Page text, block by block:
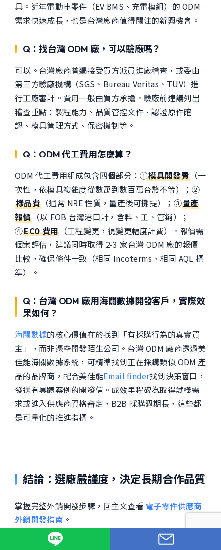
具。近年電動車零件（EV BMS、充電模組）的 ODM
需求快速成長，也是台灣廠商值得關注的新興機會。
Q：找台灣 ODM 廠，可以驗廠嗎？
可以。台灣廠商普遍接受買方派員進廠稽查，或委由
第三方驗廠機構（SGS、Bureau Veritas、TÜV）進
行工廠審計。費用一般由買方承擔。驗廠前建議列出
稽查重點：製程能力、品質管控文件、認證原件確
認、模具管理方式、保密機制等。
Q：ODM 代工費用怎麼算？
ODM 代工費用組成包含四個部分：①模具開發費（一
次性，依模具複雜度從數萬到數百萬台幣不等）；②
樣品費（通常 NRE 性質，量產後可攤提）；③量產
報價（以 FOB 台灣港口計，含料、工、管銷）；
④ECO 費用 （工程變更，視變更幅度計費）。報價需
個案評估，建議同時取得 2-3 家台灣 ODM 廠的報價
比較，確保條件一致（相同 Incoterms、相同 AQL 標
準）。
Q：台灣 ODM 廠用海關數據開發客戶，實際效
果如何？
海關數據的核心價值在於找到「有採購行為的真實買
主」，而非憑空開發陌生公司。台灣 ODM 廠商透過美
佳能海關數據系統，可精準找到正在採購類似 ODM 產
品的品牌商，配合美佳能Email finder找到決策窗口，
發送有具體案例的開發信。成效里程碑為取得試樣需
求或進入供應商資格審定，B2B 採購週期長，這些都
是可量化的推進指標。
結論：選廠嚴謹度，決定長期合作品質
掌握完整外銷開發步驟，回主文查看 電子零件供應商
外銷開發指南 。
選台灣 ODM 廠是一項長期投資，評估過程的嚴謹度決